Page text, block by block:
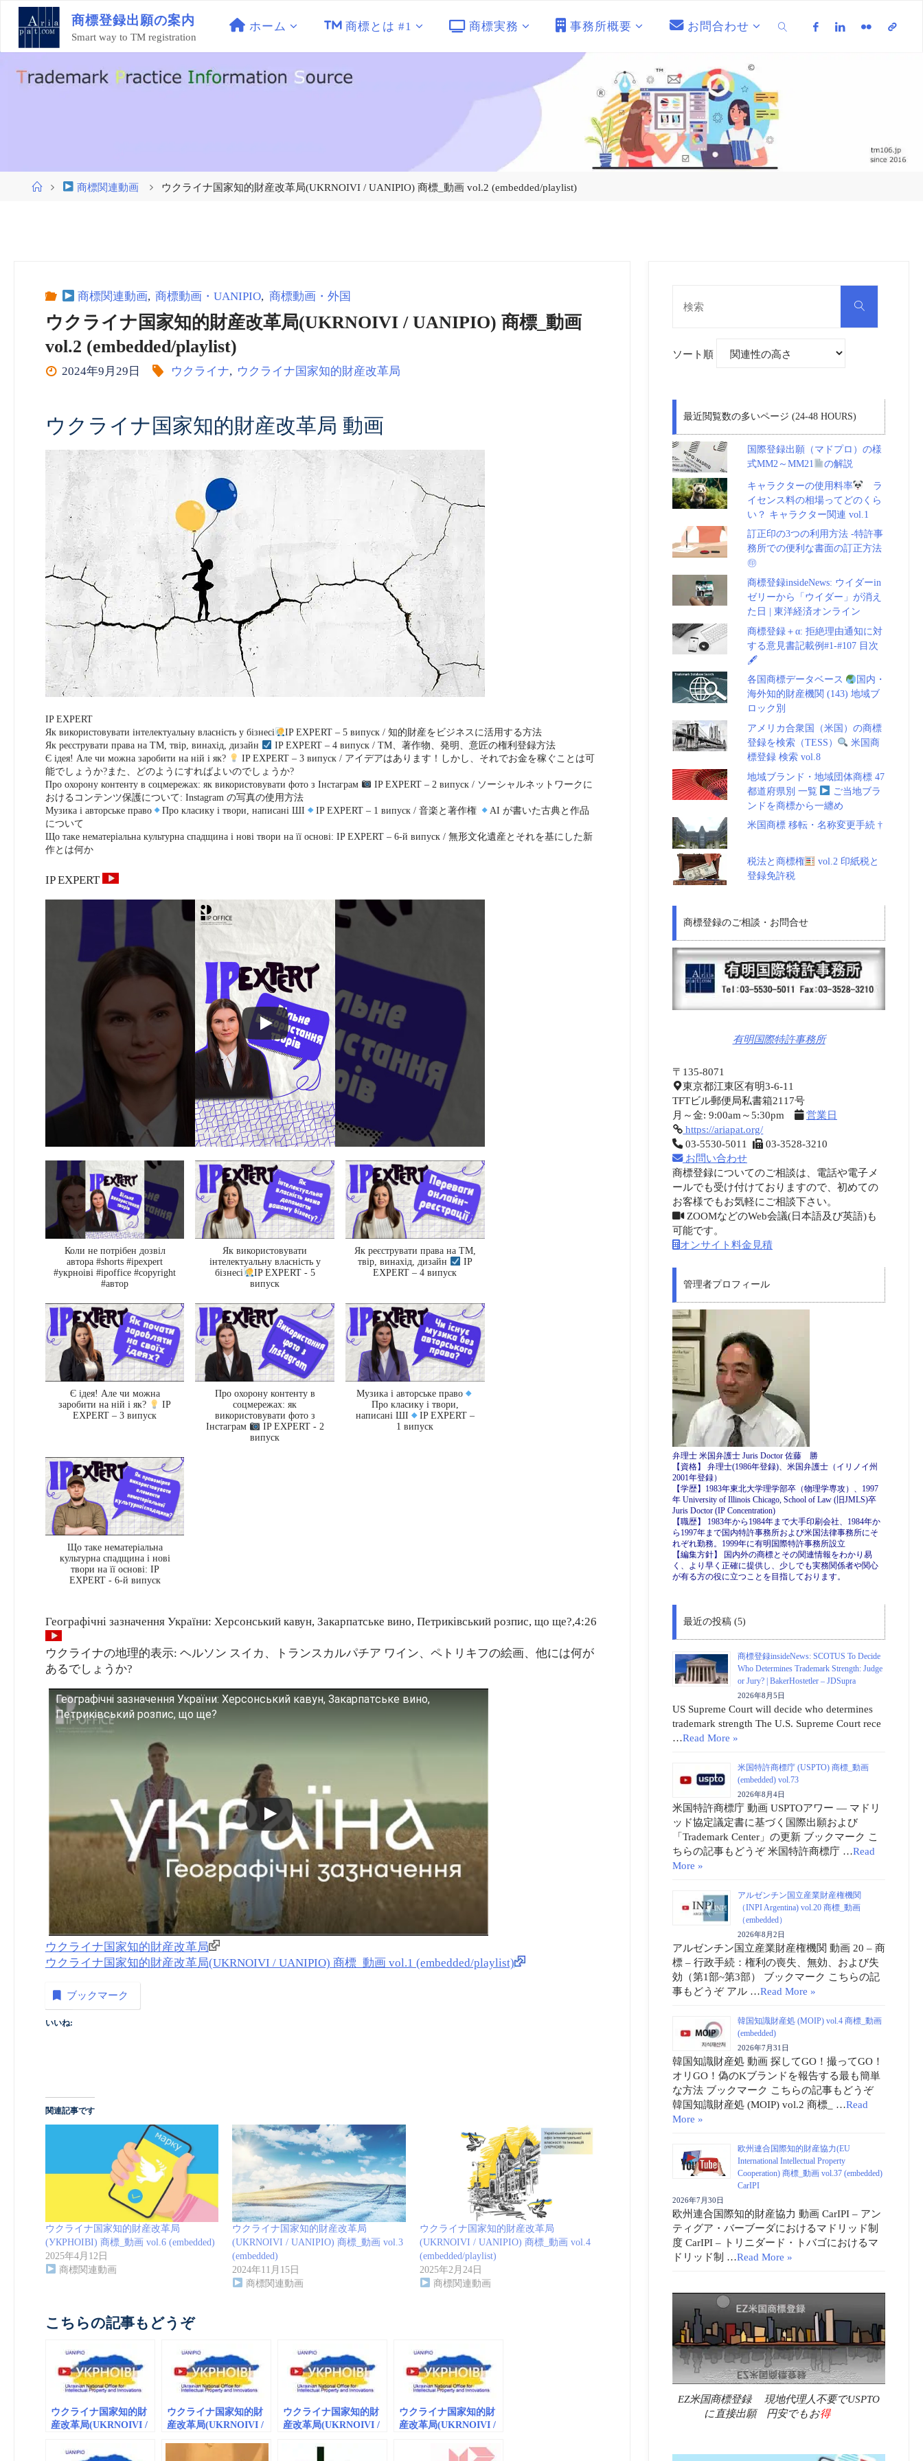
ン
商標登録出願の案内
Smart way to TM registration
ホーム 商標とは #1 商標実務 事務所概要 お問合わせ
ホ
商標関連動画 ウクライナ国家知的財産改革局(UKRNOIVI / UANIPIO) 商標_動画 vol.2 (embedded/playlist)
商標関連動画, 商標動画・UANIPIO, 商標動画・外国
ウクライナ国家知的財産改革局(UKRNOIVI / UANIPIO) 商標_動画
vol.2 (embedded/playlist)
2024年9月29日 ウクライナ, ウクライナ国家知的財産改革局
ウクライナ国家知的財産改革局 動画
IP EXPERT
Як використовувати інтелектуальну власність у бізнесі
IP EXPERT – 5 випуск / 知的財産をビジネスに活用する方法
Як реєструвати права на ТМ, твір, винахід, дизайн
IP EXPERT – 4 випуск / TM、著作物、発明、意匠の権利登録方法
Є ідея! Але чи можна заробити на ній і як?
IP EXPERT – 3 випуск / アイデアはあります！しかし、それでお金を稼ぐことは可
能でしょうか?また、どのようにすればよいのでしょうか?
Про охорону контенту в соцмережах: як використовувати фото з Інстаграм
IP EXPERT – 2 випуск / ソーシャルネットワークに
おけるコンテンツ保護について: Instagram の写真の使用方法
Музика і авторське право
Про класику і твори, написані ШІ IP EXPERT – 1 випуск / 音楽と著作権
AI が書いた古典と作品
について
Що таке нематеріальна культурна спадщина і нові твори на її основі: IP EXPERT – 6-й випуск / 無形文化遺産とそれを基にした新
作とは何か
IP EXPERT
Коли не потрібен дозвіл
автора #shorts #ipexpert
#укрноіві #ipoffice #copyright
#автор
Як використовувати
інтелектуальну власність у
бізнесі
IP EXPERT - 5
випуск
Як реєструвати права на ТМ,
твір, винахід, дизайн
IP
EXPERT – 4 випуск
Є ідея! Але чи можна
заробити на ній і як?
IP
EXPERT – 3 випуск
Про охорону контенту в
соцмережах: як
використовувати фото з
Інстаграм
IP EXPERT - 2
випуск
Музика і авторське право
Про класику і твори,
написані ШІ
IP EXPERT –
1 випуск
Що таке нематеріальна
культурна спадщина і нові
твори на її основі: IP
EXPERT - 6-й випуск
Географічні зазначення України: Херсонський кавун, Закарпатське вино, Петриківський розпис, що ще?,4:26
ウクライナの地理的表示: ヘルソン スイカ、トランスカルパチア ワイン、ペトリキフの絵画、他には何が
あるでしょうか?
Географічні зазначення України: Херсонський кавун, Закарпатське вино,
Петриківський розпис, що ще?
ウクライナ国家知的財産改革局
ウクライナ国家知的財産改革局(UKRNOIVI / UANIPIO) 商標_動画 vol.1 (embedded/playlist)
ブックマーク
いいね:
関連記事です
ウクライナ国家知的財産改革局
(УКРНОІВІ) 商標_動画 vol.6 (embedded)
2025年4月12日
商標関連動画
ウクライナ国家知的財産改革局
(UKRNOIVI / UANIPIO) 商標_動画 vol.3
(embedded)
2024年11月15日
商標関連動画
ウクライナ国家知的財産改革局
(UKRNOIVI / UANIPIO) 商標_動画 vol.4
(embedded/playlist)
2025年2月24日
商標関連動画
こちらの記事もどうぞ
ウクライナ国家知的財
産改革局(UKRNOIVI /
vol.1
ウクライナ国家知的財
産改革局(UKRNOIVI /
ウクライナ国家知的財
産改革局(UKRNOIVI /
ウクライナ国家知的財
産改革局(UKRNOIVI /
vol.3 (embedded)
検
ソート順
最近閲覧数の多いページ (24-48 HOURS)
国際登録出願（マドプロ）の様
式MM2～MM21
の解説
キャラクターの使用料率
ラ
イセンス料の相場ってどのくら
い？ キャラクター関連 vol.1
訂正印の3つの利用方法 -特許事
務所での便利な書面の訂正方法
㊞
商標登録insideNews: ウイダーin
ゼリーから「ウイダー」が消え
た日 | 東洋経済オンライン
商標登録＋α: 拒絶理由通知に対
する意見書記載例#1-#107 目次
🖋
各国商標データベース
国内・
海外知的財産機関 (143) 地域ブ
ロック別
アメリカ合衆国（米国）の商標
登録を検索（TESS）
米国商
標登録 検索 vol.8
地域ブランド・地域団体商標 47
都道府県別 一覧
ご当地ブラ
ンドを商標から一纏め
米国商標 移転・名称変更手続 †
税法と商標権
vol.2 印紙税と
登録免許税
商標登録のご相談・お問合せ
有明国際特許事務所
〒135-8071
東京都江東区有明3-6-11
TFTビル郵便局私書箱2117号
月～金: 9:00am～5:30pm
営業日
https://ariapat.org/
03-5530-5011
03-3528-3210
お問い合わせ
商標登録についてのご相談は、電話や電子メ
ールでも受け付けておりますので、初めての
お客様でもお気軽にご相談下さい。
ZOOMなどのWeb会議(日本語及び英語)も
可能です。
オンサイト料金見積
管理者プロフィール
弁理士 米国弁護士 Juris Doctor 佐藤 勝
【資格】 弁理士(1986年登録)、米国弁護士（イリノイ州
2001年登録）
【学歴】1983年東北大学理学部卒（物理学専攻）、1997
年 University of Illinois Chicago, School of Law (旧JMLS)卒
Juris Doctor (IP Concentration)
【職歴】 1983年から1984年まで大手印刷会社、1984年か
ら1997年まで国内特許事務所および米国法律事務所にそ
れぞれ勤務。1999年に有明国際特許事務所設立
【編集方針】 国内外の商標とその関連情報をわかり易
く、より早く正確に提供し、少しでも実務関係者や関心
が有る方の役に立つことを目指しております。
最近の投稿 (5)
商標登録insideNews: SCOTUS To Decide
Who Determines Trademark Strength: Judge
or Jury? | BakerHostetler – JDSupra
2026年8月5日
US Supreme Court will decide who determines
trademark strength The U.S. Supreme Court rece
…Read More »
米国特許商標庁 (USPTO) 商標_動画
(embedded) vol.73
2026年8月4日
米国特許商標庁 動画 USPTOアワー ― マドリ
ッド協定議定書に基づく国際出願および
「Trademark Center」の更新 ブックマーク こ
ちらの記事もどうぞ 米国特許商標庁 …Read
More »
アルゼンチン国立産業財産権機関
（INPI Argentina) vol.20 商標_動画
（embedded）
2026年8月2日
アルゼンチン国立産業財産権機関 動画 20 – 商
標 – 行政手続：権利の喪失、無効、および失
効（第1部~第3部） ブックマーク こちらの記
事もどうぞ アル …Read More »
韓国知識財産処 (MOIP) vol.4 商標_動画
(embedded)
2026年7月31日
韓国知識財産処 動画 探してGO！撮ってGO！
オリGO！偽のKブランドを報告する最も簡単
な方法 ブックマーク こちらの記事もどうぞ
韓国知識財産処 (MOIP) vol.2 商標_ …Read
More »
欧州連合国際知的財産協力(EU
International Intellectual Property
Cooperation) 商標_動画 vol.37 (embedded)
CarIPI
2026年7月30日
欧州連合国際知的財産協力 動画 CarIPI – アン
ティグア・バーブーダにおけるマドリッド制
度 CarIPI – トリニダード・トバゴにおけるマ
ドリッド制 …Read More »
EZ米国商標登録 現地代理人不要でUSPTO
に直接出願 円安でもお得